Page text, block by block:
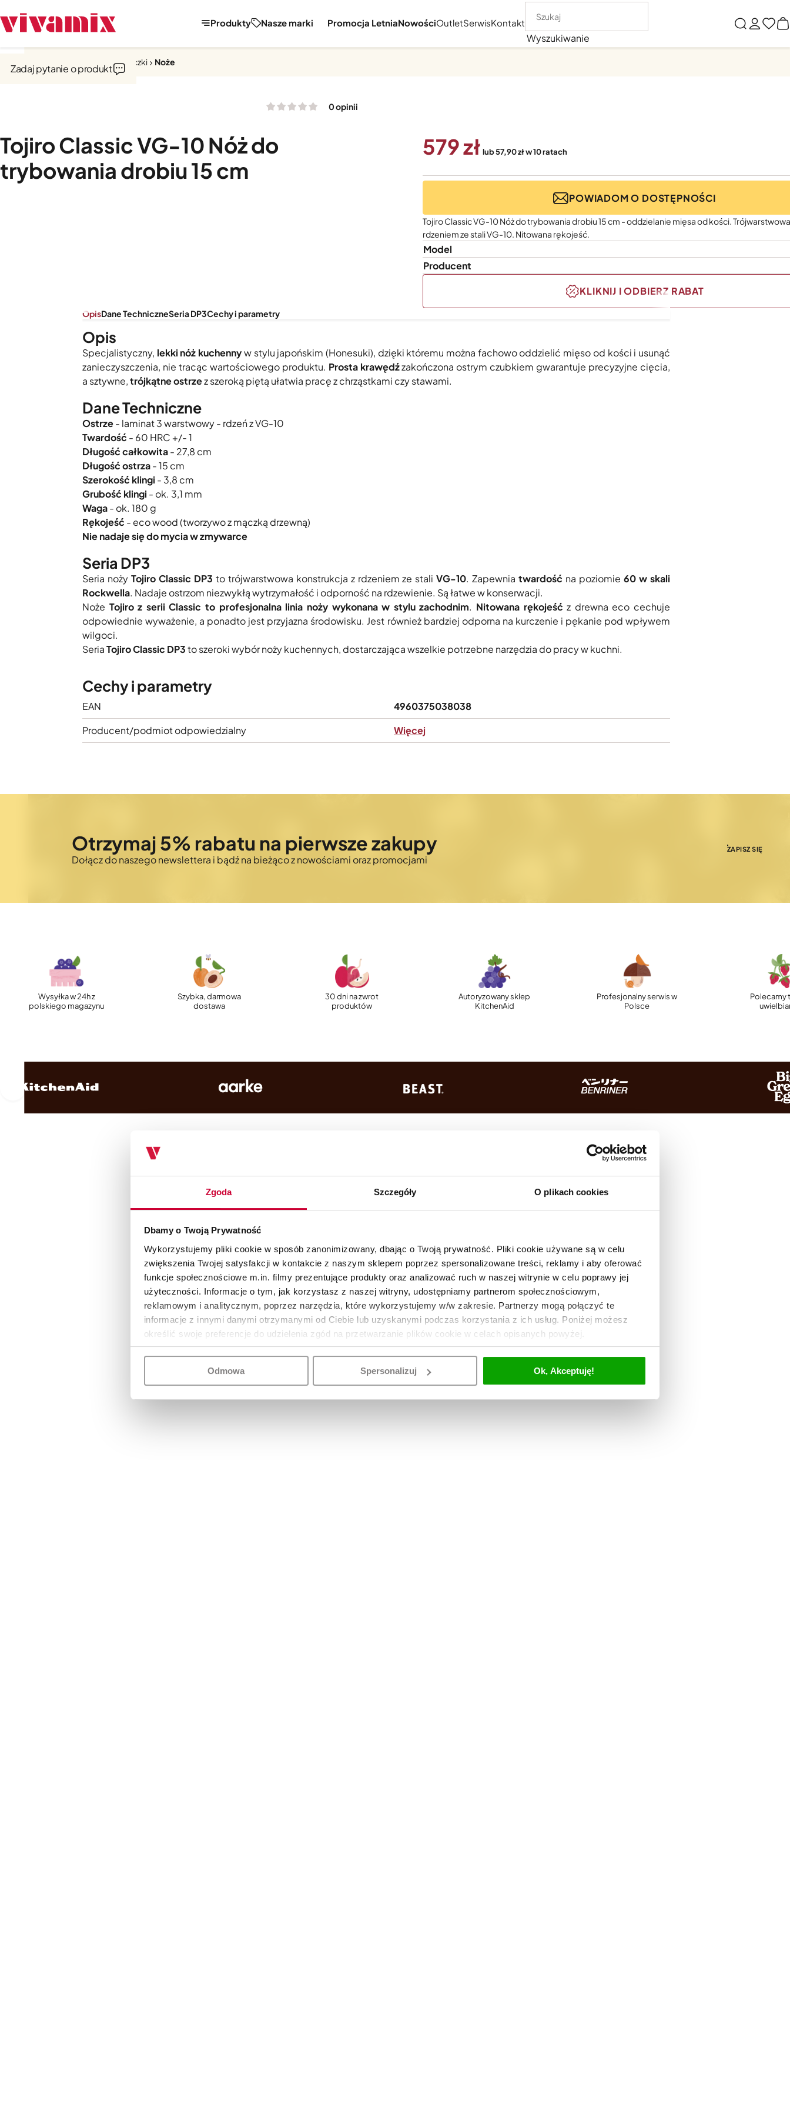
Zgoda Szczegóły O plikach cookies
Dbamy o Twoją Prywatność
Wykorzystujemy pliki cookie w sposób zanonimizowany, dbając o Twoją prywatność. Pliki cookie używane są w celu
zwiększenia Twojej satysfakcji w kontakcie z naszym sklepem poprzez spersonalizowane treści, reklamy i aby oferować
funkcje społecznościowe m.in. filmy prezentujące produkty oraz analizować ruch w naszej witrynie w celu poprawy jej
użyteczności. Informacje o tym, jak korzystasz z naszej witryny, udostępniamy partnerom społecznościowym,
reklamowym i analitycznym, poprzez narzędzia, które wykorzystujemy w/w zakresie. Partnerzy mogą połączyć te
informacje z innymi danymi otrzymanymi od Ciebie lub uzyskanymi podczas korzystania z ich usług. Poniżej możesz
określić swoje preferencje do udzielenia zgód na przetwarzanie plików cookie w celach opisanych powyżej.
Odmowa Spersonalizuj Ok, Akceptuję!
Produkty Nasze marki Promocja LetniaNowościOutletSerwisKontakt
Wyszukiwanie
Noże, tarki, obieraczki Noże
0 opinii
Tojiro Classic VG-10 Nóż do
trybowania drobiu 15 cm
Zadaj pytanie o produkt
579 lub 57,90 zł w 10 ratach
POWIADOM O DOSTĘPNOŚCI
Tojiro Classic VG-10 Nóż do trybowania drobiu 15 cm - oddzielanie mięsa od kości.
rdzeniem ze stali VG-10. Nitowana rękojeść.
Model
Producent
KLIKNIJ I ODBIERZ RABAT
OpisDane TechniczneSeria DP3Cechy i parametry
Opis
Specjalistyczny, lekki nóż kuchennyw stylu japońskim (Honesuki), dzięki któremu można fachowo oddzielić mięso od kości i usunąć
zanieczyszczenia, nie tracąc wartościowego produktu. Prosta krawędźzakończona ostrym czubkiem gwarantuje precyzyjne cięcia,
a sztywne,trójkątne ostrzez szeroką piętą ułatwia pracę z chrząstkami czy stawami.
Dane Techniczne
Ostrze- laminat 3 warstwowy - rdzeń z VG-10
Twardość - 60 HRC +/- 1
Długość całkowita- 27,8 cm
Długość ostrza- 15 cm
Szerokość klingi - 3,8 cm
Grubość klingi - ok. 3,1 mm
Waga- ok. 180 g
Rękojeść - eco wood (tworzywo z mączką drzewną)
Nie nadaje się do mycia w zmywarce
Seria DP3
Seria noży Tojiro Classic DP3 to trójwarstwowa konstrukcja z rdzeniem ze staliVG-10. Zapewniatwardość na poziomie60 w skali
Rockwella. Nadaje ostrzom niezwykłą wytrzymałość i odporność na rdzewienie. Są łatwe w konserwacji.
Noże Tojiro z serii Classic to profesjonalna linia noży wykonana w stylu zachodnim. Nitowana rękojeść z drewna eco cechuje
odpowiednie wyważenie, a ponadto jest przyjazna środowisku. Jest również bardziej odporna na kurczenie i pękanie pod wpływem
wilgoci.
SeriaTojiro Classic DP3to szeroki wybór noży kuchennych, dostarczająca wszelkie potrzebne narzędzia do pracy w kuchni.
Cechy i parametry
EAN
4960375038038
Producent/podmiot odpowiedzialny
Więcej
Otrzymaj 5% rabatu na pierwsze zakupy
Dołącz do naszego newslettera i bądź na bieżąco z nowościami oraz promocjami
ZAPISZ SIĘ
Wysyłka w 24h z
polskiego magazynu
Szybka, darmowa
dostawa
30 dni na zwrot
produktów
Autoryzowany sklep
KitchenAid
Profesjonalny serwis w
Polsce
Polecamy